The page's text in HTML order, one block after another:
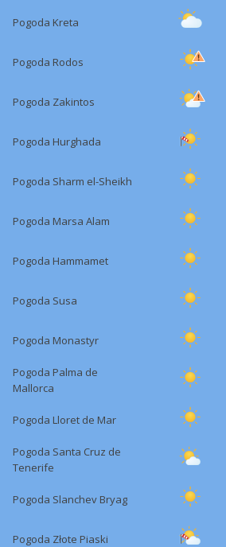
Pogoda Kreta
Pogoda Rodos
Pogoda Zakintos
Pogoda Hurghada
Pogoda Sharm el-Sheikh
Pogoda Marsa Alam
Pogoda Hammamet
Pogoda Susa
Pogoda Monastyr
Pogoda Palma de
Mallorca
Pogoda Lloret de Mar
Pogoda Santa Cruz de
Tenerife
Pogoda Slanchev Bryag
Pogoda Złote Piaski